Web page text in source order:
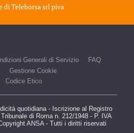
diTeleborsa srlpiva
Generali di Servizio
FAQ
Gestione Cookie
Codice Etico
quotidiana - Iscrizione al Registro
di Roma n. 212/1948 - P. IVA
ANSA - Tutti i diritti riservati